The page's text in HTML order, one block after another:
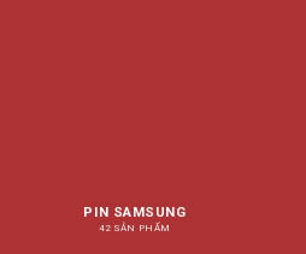
PIN SAMSUNG
42 SẢN PHẨM